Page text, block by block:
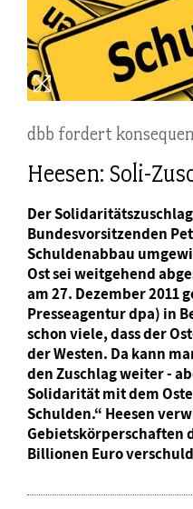
dbb fordert
Heesen: Soli-
Der
Bundesvorsitzenden
Schuldenabbau
Ost sei weitgehend
am 27. Dezember 2011
Presseagentur dpa) in
schon viele, dass der
der Westen. Da kann
den Zuschlag weiter -
Solidarität mit dem
Schulden.“ Heesen
Gebietskörperschaften
Billionen Euro